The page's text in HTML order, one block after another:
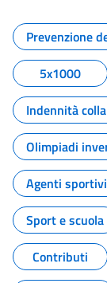
Tutti i
Prevenzione
5x1000
Indennità
Olimpiadi
Agenti sportivi
Sport e scuola
Contributi